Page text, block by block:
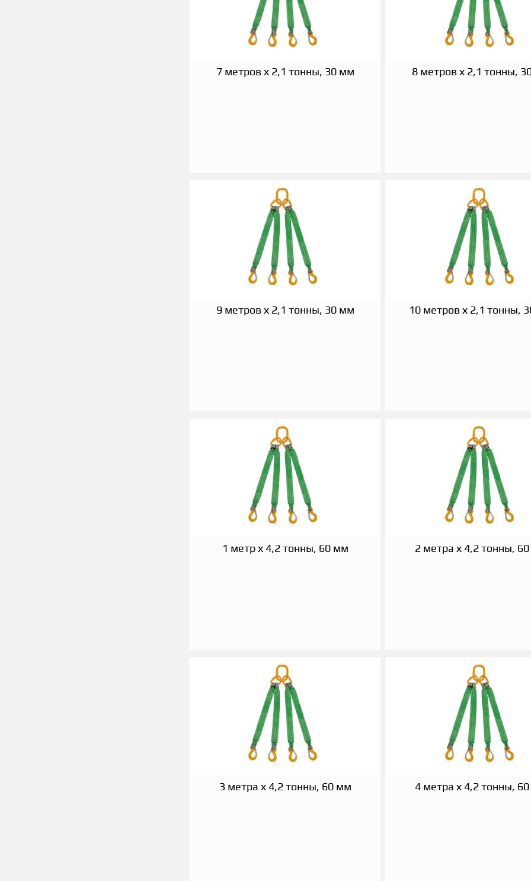
7 метров х 2,1 тонны, 30 мм 8 метров х 2,1 тонны,
9 метров х 2,1 тонны, 30 мм 10 метров х 2,1 тонны,
1 метр х 4,2 тонны, 60 мм 2 метра х 4,2 тонны,
3 метра х 4,2 тонны, 60 мм 4 метра х 4,2 тонны,